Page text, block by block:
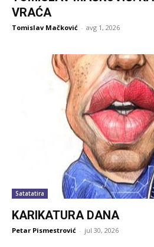
VRAĆA
Tomislav Mačković - avg 1, 2026
Satatatira
KARIKATURA DANA
Petar Pismestrović - jul 30, 2026